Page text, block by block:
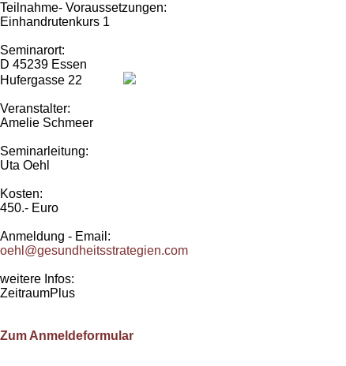
Teilnahme- Voraussetzungen:
Einhandrutenkurs 1
Seminarort:
D 45239 Essen
Hufergasse 22
Veranstalter:
Amelie Schmeer
Seminarleitung:
Uta Oehl
Kosten:
450.- Euro
Anmeldung - Email:
oehl@gesundheitsstrategien.com
weitere Infos:
ZeitraumPlus
Zum Anmeldeformular